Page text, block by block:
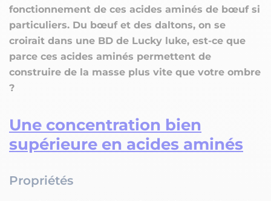
fonctionnement de ces acides aminés de bœuf si
particuliers. Du bœuf et des daltons, on se
croirait dans une BD de Lucky luke, est-ce que
parce ces acides aminés permettent de
construire de la masse plus vite que votre ombre
?
Une concentration bien
supérieure en acides aminés
Propriétés